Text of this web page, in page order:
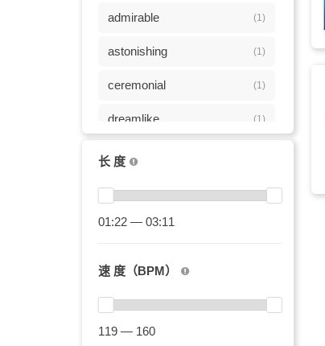
admirable (1)
astonishing (1)
ceremonial (1)
dreamlike (1)
fabulous
grandiose
marvelous
长 度
01:22 — 03:11
速 度（BPM）
119 — 160